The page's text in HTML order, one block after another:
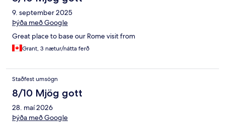
9. september 2025
Þýða með Google
Great place to base our Rome visit from
Grant, 3 nætur/nátta ferð
Staðfest umsögn
8/10 Mjög gott
28. maí 2026
Þýða með Google